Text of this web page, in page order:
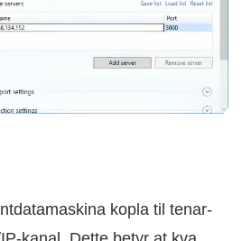
kopla til tenar-